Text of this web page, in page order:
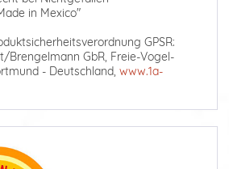
in Mexico"
GPSR:
Brengelmann GbR, Freie-Vogel-
- Deutschland, www.1a-